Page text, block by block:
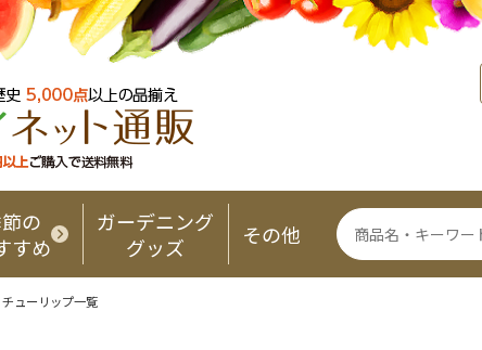
の
すめ
ガーデニング
グッズ
その他
ューリップ一覧